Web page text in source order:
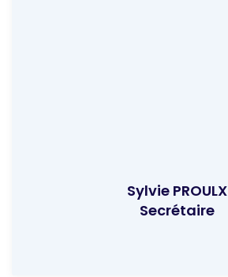
Sylvie PROULX
Secrétaire